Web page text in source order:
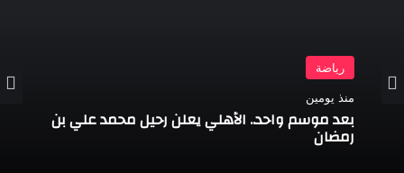
رياضة
منذ يومين
بعد موسم واحد.. الأهلي يعلن رحيل محمد علي بن
رمضان